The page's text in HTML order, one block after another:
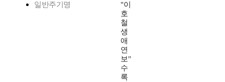
일반주기명
"이
호
철
생
애
연
보"
수
록